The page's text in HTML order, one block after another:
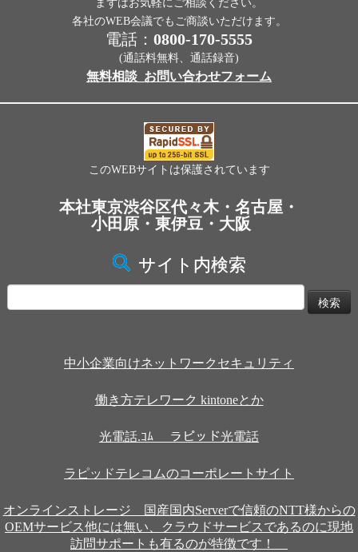
まずはお気軽にご相談ください。
各社のWEB会議でもご商談いただけます。
電話： 0800-170-5555
(通話料無料、通話録音)
無料相談_お問い合わせフォーム
このWEBサイトは保護されています
本社東京渋谷区代々木・名古屋・
小田原・東伊豆・大阪
サイト内検索
索:
中小企業向けネットワークセキュリティ
働き方テレワーク kintoneとか
光電話.ｺﾑ ラピッド光電話
ラピッドテレコムのコーポレートサイト
オンラインストレージ 国産国内Serverで信頼のNTT様からの
OEMサービス他には無い、クラウドサービスであるのに現地
訪問サポートも有るのが特徴です！